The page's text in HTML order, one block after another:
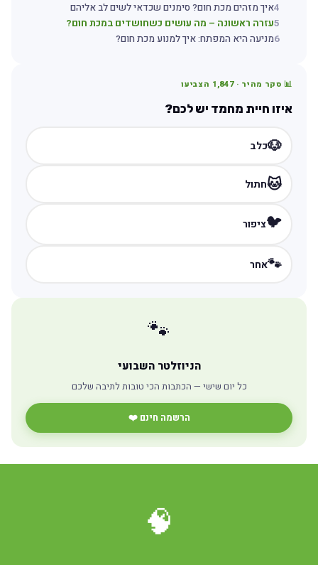
איך מזהים מכת חום? סימנים שכדאי לשים לב אליהם
עזרה ראשונה – מה עושים כשחושדים במכת חום?
6מניעה היא המפתח: איך למנוע מכת חום?
📊 סקר מהיר · 1,847הצביעו
איזו חיית מחמד יש לכם?
🐶כלב
🐱חתול
🐦ציפור
🐾אחר
🐾
הניוזלטר השבועי
כל יום שישי — הכתבות הכי טובות לתיבה שלכם
הרשמה חינם ❤️
🧠